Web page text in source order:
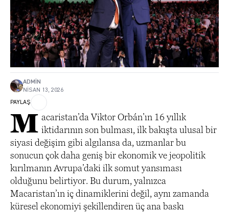
ADMIN
NISAN 13, 2026
PAYLAŞ
M acaristan’da Viktor Orbán’ın 16 yıllık
iktidarının son bulması, ilk bakışta ulusal bir
siyasi değişim gibi algılansa da, uzmanlar bu
sonucun çok daha geniş bir ekonomik ve jeopolitik
kırılmanın Avrupa’daki ilk somut yansıması
olduğunu belirtiyor. Bu durum, yalnızca
Macaristan’ın iç dinamiklerini değil, aynı zamanda
küresel ekonomiyi şekillendiren üç ana baskı